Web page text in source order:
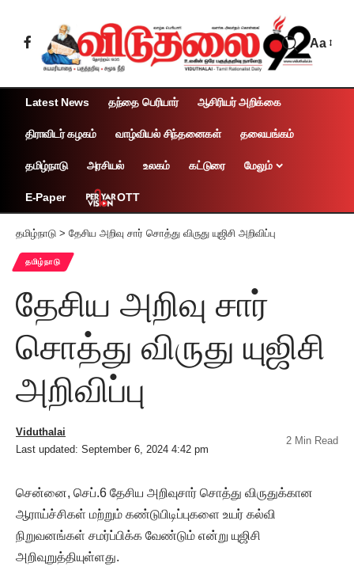
Aa
Latest News தந்தை பெரியார் ஆசிரியர் அறிக்கை
திராவிடர் கழகம் வாழ்வியல் சிந்தனைகள் தலையங்கம்
தமிழ்நாடு அரசியல் உலகம் கட்டுரை மேலும்
E-Paper OTT
தமிழ்நாடு > தேசிய அறிவு சார் சொத்து விருது யுஜிசி அறிவிப்பு
தமிழ்நாடு
தேசிய அறிவு சார்
சொத்து விருது யுஜிசி
அறிவிப்பு
Last updated: September 6, 2024 4:42 pm
Viduthalai
2 Min Read
சென்னை, செப்.6 தேசிய அறிவுசார் சொத்து விருதுக்கான
ஆராய்ச்சிகள் மற்றும் கண்டுபிடிப்புகளை உயர் கல்வி
நிறுவனங்கள் சமர்ப்பிக்க வேண்டும் என்று யுஜிசி
அறிவுறுத்தியுள்ளது.